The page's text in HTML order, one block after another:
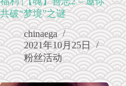
共破“梦境”之谜
chinaega
2021年10月25日
粉丝活动